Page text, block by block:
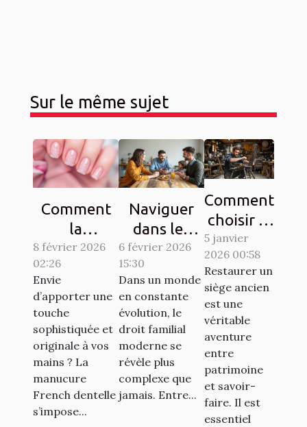
Sur le même sujet
Comment
la
manucure
French
dentelle
transforme-
t-elle votre
style ?
8 février 2026
02:26
Envie
d’apporter une
touche
sophistiquée et
originale à vos
mains ? La
manucure
French dentelle
s’impose...
Naviguer
dans les
complexités
du droit
familial
moderne
6 février 2026
15:30
Dans un monde
en constante
évolution, le
droit familial
moderne se
révèle plus
complexe que
jamais. Entre...
Comment
choisir le
bon
artisan
pour
restaurer
vos
sièges
anciens ?
5 janvier
2026 00:58
Restaurer un
siège ancien
est une
véritable
aventure
entre
patrimoine
et savoir-
faire. Il est
essentiel